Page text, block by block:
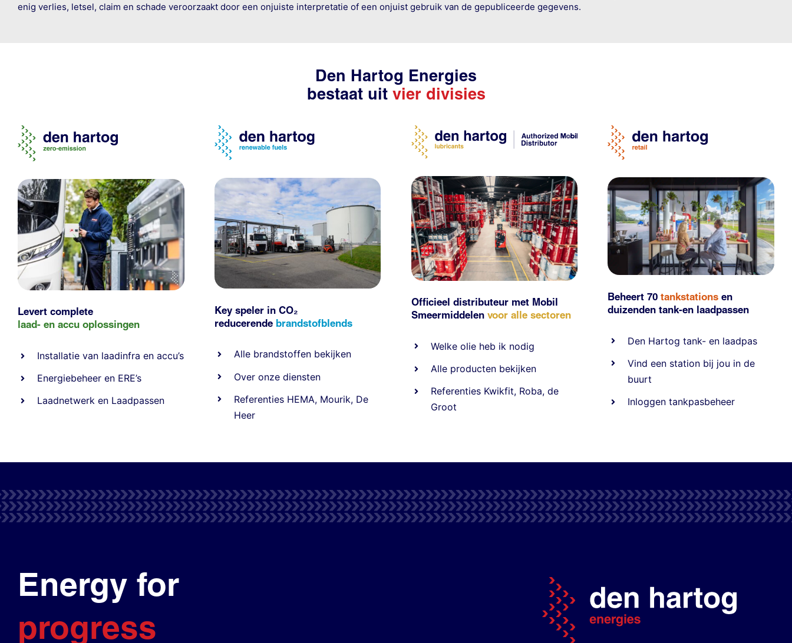
enig verlies, letsel, claim en schade veroorzaakt door een onjuiste interpretatie of een onjuist gebruik van de gepubliceerde gegevens.
Den Hartog Energies
bestaat uit vier divisies
Levert complete
laad- en accu oplossingen
Installatie van laadinfra en accu’s
Energiebeheer en ERE’s
Laadnetwerk en Laadpassen
Key speler in CO₂
reducerende brandstofblends
Alle brandstoffen bekijken
Over onze diensten
Referenties HEMA, Mourik, De
Heer
Officieel distributeur met Mobil
Smeermiddelen voor alle sectoren
Welke olie heb ik nodig
Alle producten bekijken
Referenties Kwikfit, Roba, de
Groot
Beheert 70tankstationsen
duizendentank-en laadpassen
Den Hartog tank- en laadpas
Vind een station bij jou in de
buurt
Inloggen tankpasbeheer
Energy for
progress